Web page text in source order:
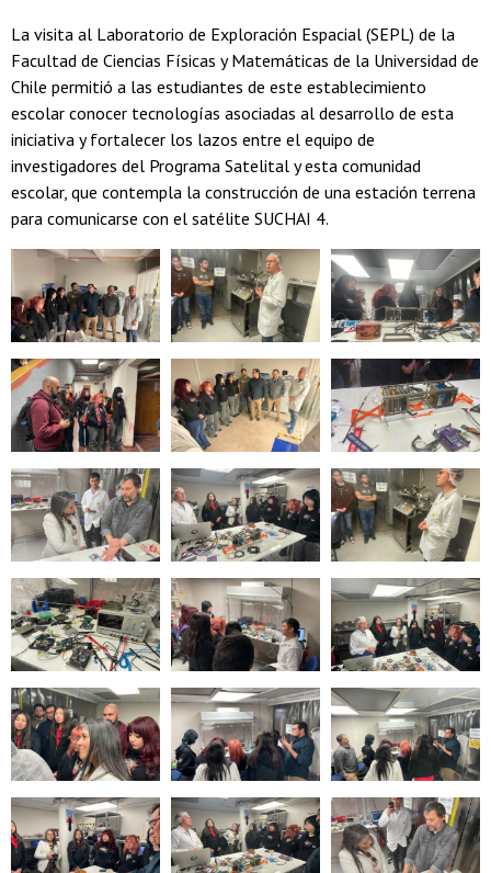
La visita al Laboratorio de Exploración Espacial (SEPL) de la
Facultad de Ciencias Físicas y Matemáticas de la Universidad de
Chile permitió a las estudiantes de este establecimiento
escolar conocer tecnologías asociadas al desarrollo de esta
iniciativa y fortalecer los lazos entre el equipo de
investigadores del Programa Satelital y esta comunidad
escolar, que contempla la construcción de una estación terrena
para comunicarse con el satélite SUCHAI 4.
Zoom
Zoom Zoom
Zoom Zoom Zoom
Zoom Zoom Zoom
Zoom Zoom Zoom
Zoom Zoom Zoom
Zoom Zoom Zoom